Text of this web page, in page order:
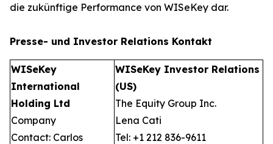
die zukünftige Performance von WISeKey dar.
Presse- und Investor Relations Kontakt
WISeKey
International
Holding Ltd
Company
Contact: Carlos
WISeKey Investor Relations
(US)
The Equity Group Inc.
Lena Cati
Tel: +1 212 836-9611